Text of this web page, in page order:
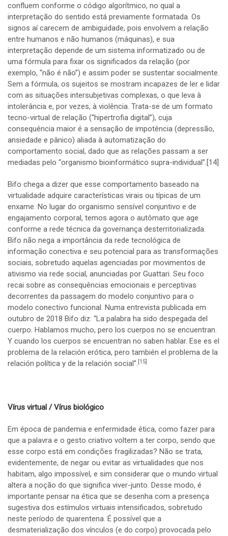
confluem conforme o código algorítmico, no qual a
interpretação do sentido está previamente formatada. Os
signos aí carecem de ambiguidade, pois envolvem a relação
entre humanos e não humanos (máquinas), e sua
interpretação depende de um sistema informatizado ou de
uma fórmula para fixar os significados da relação (por
exemplo, “não é não”) e assim poder se sustentar socialmente.
Sem a fórmula, os sujeitos se mostram incapazes de ler e lidar
com as situações intersubjetivas complexas, o que leva à
intolerância e, por vezes, à violência. Trata-se de um formato
tecno-virtual de relação (“hipertrofia digital”), cuja
consequência maior é a sensação de impotência (depressão,
ansiedade e pânico) aliada à automatização do
comportamento social, dado que as relações passam a ser
mediadas pelo “organismo bioinformático supra-individual”.[14]
Bifo chega a dizer que esse comportamento baseado na
virtualidade adquire características virais ou típicas de um
enxame. No lugar do organismo sensível conjuntivo e de
engajamento corporal, temos agora o autômato que age
conforme a rede técnica da governança desterritorializada.
Bifo não nega a importância da rede tecnológica de
informação conectiva e seu potencial para as transformações
sociais, sobretudo aquelas agenciadas por movimentos de
ativismo via rede social, anunciadas por Guattari. Seu foco
recai sobre as consequências emocionais e perceptivas
decorrentes da passagem do modelo conjuntivo para o
modelo conectivo funcional. Numa entrevista publicada em
outubro de 2018 Bifo diz: “La palabra ha sido despegada del
cuerpo. Hablamos mucho, pero los cuerpos no se encuentran.
Y cuando los cuerpos se encuentran no saben hablar. Ese es el
problema de la relación erótica, pero también el problema de la
relación política y de la relación social”. [15]
Vírus virtual / Vírus biológico
Em época de pandemia e enfermidade ética, como fazer para
que a palavra e o gesto criativo voltem a ter corpo, sendo que
esse corpo está em condições fragilizadas? Não se trata,
evidentemente, de negar ou evitar as virtualidades que nos
habitam, algo impossível, e sim considerar que o mundo virtual
altera a noção do que significa viver-junto. Desse modo, é
importante pensar na ética que se desenha com a presença
sugestiva dos estímulos virtuais intensificados, sobretudo
neste período de quarentena. É possível que a
desmaterialização dos vínculos (e do corpo) provocada pelo